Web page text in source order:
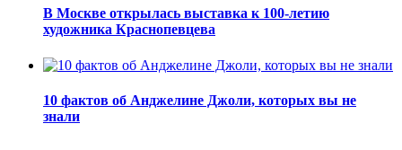
В Москве открылась выставка к 100-летию
художника Краснопевцева
10 фактов об Анджелине Джоли, которых вы не
знали